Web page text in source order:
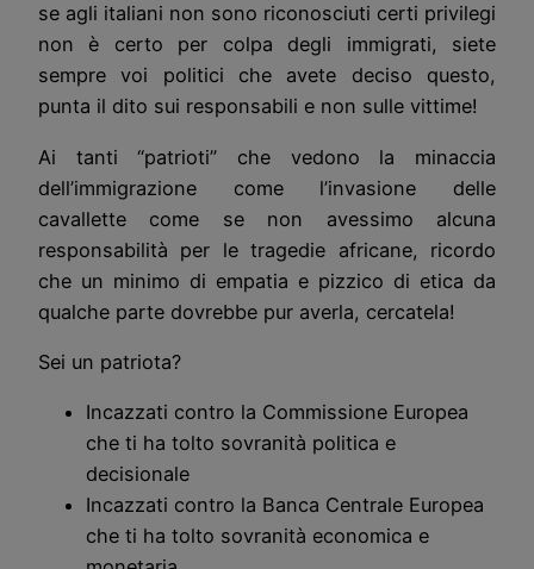
se agli italiani non sono riconosciuti certi privilegi
non è certo per colpa degli immigrati, siete
sempre voi politici che avete deciso questo,
punta il dito sui responsabili e non sulle vittime!
Ai tanti “patrioti” che vedono la minaccia
dell’immigrazione come l’invasione delle
cavallette come se non avessimo alcuna
responsabilità per le tragedie africane, ricordo
che un minimo di empatia e pizzico di etica da
qualche parte dovrebbe pur averla, cercatela!
Sei un patriota?
Incazzati contro la Commissione Europea
che ti ha tolto sovranità politica e
decisionale
Incazzati contro la Banca Centrale Europea
che ti ha tolto sovranità economica e